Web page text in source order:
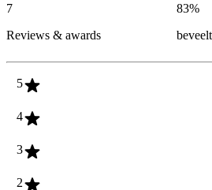
7
Reviews & awards
83%
5
4
3
2